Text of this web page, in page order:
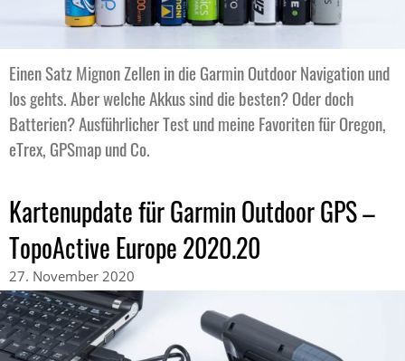
Einen Satz Mignon Zellen in die Garmin Outdoor Navigation und
los gehts. Aber welche Akkus sind die besten? Oder doch
Batterien? Ausführlicher Test und meine Favoriten für Oregon,
eTrex, GPSmap und Co.
Kartenupdate für Garmin Outdoor GPS –
TopoActive Europe 2020.20
27. November 2020